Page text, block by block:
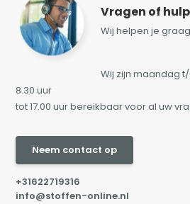
Vragen of
Wij helpen je
Wij zijn maandag
8.30 uur
tot 17.00 uur bereikbaar voor al uw
Neem contact op
+31622719316
info@stoffen-online.nl